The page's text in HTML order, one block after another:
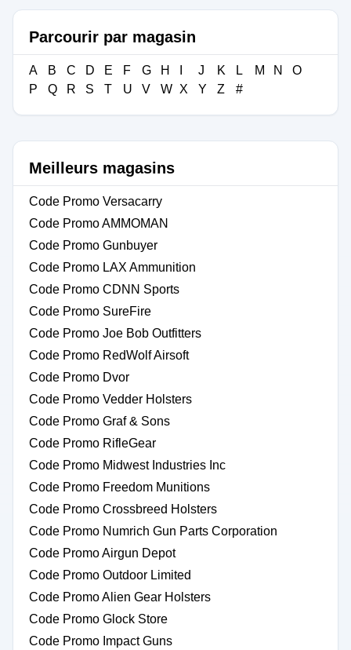
Parcourir par magasin
A B C D E F G H J K L M N
O
P
Q R S T U V W X Y Z #
Meilleurs magasins
Code Promo Versacarry
Code Promo AMMOMAN
Code Promo Gunbuyer
Code Promo LAX Ammunition
Code Promo CDNN Sports
Code Promo SureFire
Code Promo Joe Bob Outfitters
Code Promo RedWolf Airsoft
Code Promo Dvor
Code Promo Vedder Holsters
Code Promo Graf & Sons
Code Promo RifleGear
Code Promo Midwest Industries Inc
Code Promo Freedom Munitions
Code Promo Crossbreed Holsters
Code Promo Numrich Gun Parts Corporation
Code Promo Airgun Depot
Code Promo Outdoor Limited
Code Promo Alien Gear Holsters
Code Promo Glock Store
Code Promo Impact Guns